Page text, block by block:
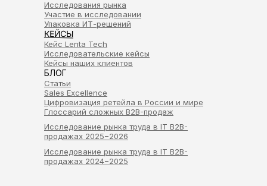
Исследования рынка
Участие в исследовании
Упаковка ИТ-решений
КЕЙСЫ
Кейс Lenta Tech
Исследовательские кейсы
Кейсы наших клиентов
БЛОГ
Статьи
Sales Excellence
Цифровизация ретейла в России и мире
Глоссарий сложных B2B-продаж
Исследование рынка труда в IT B2B-
продажах 2025−2026
Исследование рынка труда в IT B2B-
продажах 2024−2025